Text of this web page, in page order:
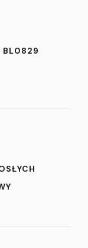
BL0829